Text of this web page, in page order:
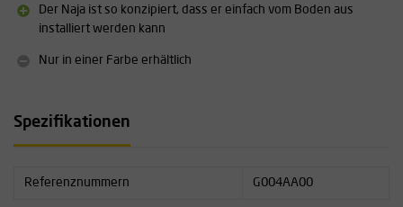
Weitere Informationen zu diesem Produkt finden Sie unter
„Downloads”.
Der Naja ist so konzipiert, dass er einfach vom Boden aus
installiert werden kann
Nur in einer Farbe erhältlich
Spezifikationen
Referenznummern G004AA00